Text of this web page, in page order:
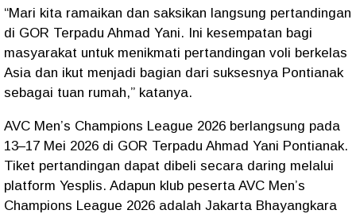
“Mari kita ramaikan dan saksikan langsung pertandingan
di GOR Terpadu Ahmad Yani. Ini kesempatan bagi
masyarakat untuk menikmati pertandingan voli berkelas
Asia dan ikut menjadi bagian dari suksesnya Pontianak
sebagai tuan rumah,” katanya.
AVC Men’s Champions League 2026 berlangsung pada
13–17 Mei 2026 di GOR Terpadu Ahmad Yani Pontianak.
Tiket pertandingan dapat dibeli secara daring melalui
platform Yesplis. Adapun klub peserta AVC Men’s
Champions League 2026 adalah Jakarta Bhayangkara